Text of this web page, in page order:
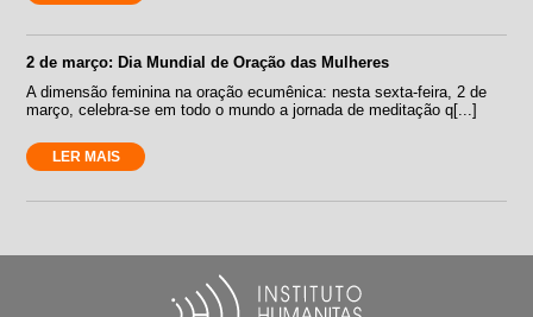
2 de março: Dia Mundial de Oração das Mulheres
A dimensão feminina na oração ecumênica: nesta sexta-feira, 2 de
março, celebra-se em todo o mundo a jornada de meditação q[...]
LER MAIS